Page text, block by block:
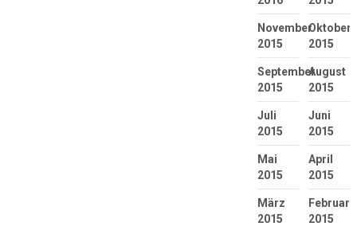
November
2015
Oktober
2015
September
2015
August
2015
Juli
2015
Juni
2015
Mai
2015
April
2015
März
2015
Februar
2015